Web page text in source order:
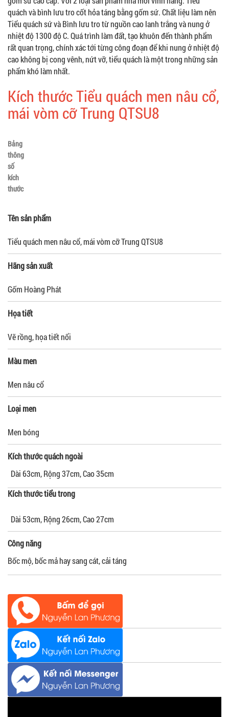
quách và bình lưu tro cốt hỏa táng bằng gốm sứ. Chất liệu làm nên
Tiểu quách sứ và Bình lưu tro từ nguồn cao lanh trắng và nung ở
nhiệt độ 1300 độ C. Quá trình làm đất, tạo khuôn đến thành phẩm
rất quan trọng, chính xác tới từng công đoạn để khi nung ở nhiệt độ
cao không bị cong vênh, nứt vỡ, tiểu quách là một trong những sản
phẩm khó làm nhất.
Kích thước Tiểu quách men nâu cổ,
mái vòm cỡ Trung QTSU8
Bảng
thông
số
kích
thước
Tên sản phẩm
Tiểu quách men nâu cổ, mái vòm cỡ Trung QTSU8
Hãng sản xuất
Gốm Hoàng Phát
Họa tiết
Vẽ rồng, họa tiết nổi
Màu men
Men nâu cổ
Loại men
Men bóng
Kích thước quách ngoài
Dài 63cm, Rộng 37cm, Cao 35cm
Kích thước tiểu trong
Dài 53cm, Rộng 26cm, Cao 27cm
Công năng
Bốc mộ, bốc mả hay sang cát, cải táng